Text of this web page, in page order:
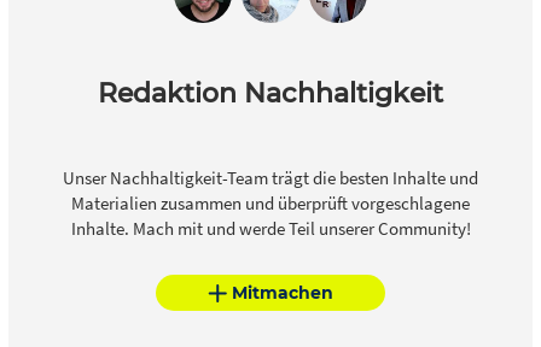
Redaktion Nachhaltigkeit
Unser Nachhaltigkeit-Team trägt die besten Inhalte und
Materialien zusammen und überprüft vorgeschlagene
Inhalte. Mach mit und werde Teil unserer Community!
Mitmachen